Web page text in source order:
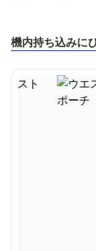
機内持ち込みに